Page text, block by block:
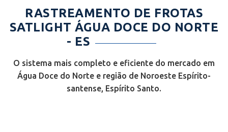
RASTREAMENTO DE FROTAS
SATLIGHT ÁGUA DOCE DO NORTE
- ES
O sistema mais completo e eficiente do mercado em
Água Doce do Norte e região de Noroeste Espírito-
santense, Espírito Santo.